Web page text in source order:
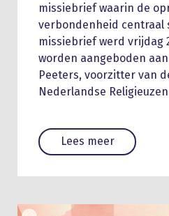
missiebrief waarin de
verbondenheid centraal
missiebrief werd vrijdag
worden aangeboden
Peeters, voorzitter van
Nederlandse
Lees meer